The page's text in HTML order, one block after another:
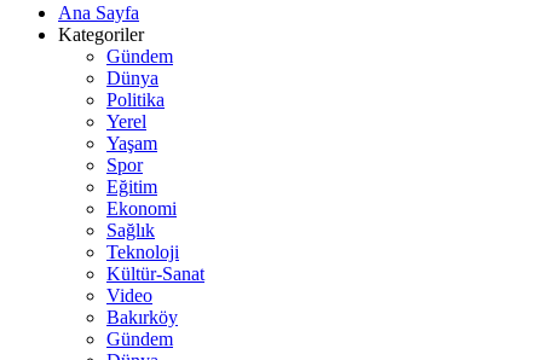
Ana Sayfa
Kategoriler
Gündem
Dünya
Politika
Yerel
Yaşam
Spor
Eğitim
Ekonomi
Sağlık
Teknoloji
Kültür-Sanat
Video
Bakırköy
Gündem